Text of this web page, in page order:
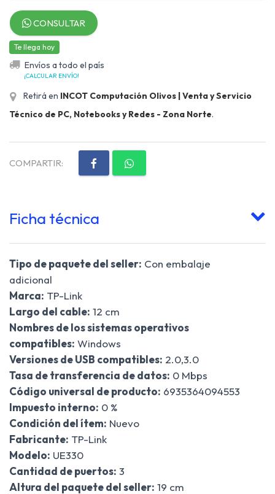
CONSULTAR
Te llega hoy
Envíos a todo el país
¡CALCULAR ENVÍO!
Retirá en INCOT Computación Olivos | Venta y Servicio
Técnico de PC, Notebooks y Redes - Zona Norte.
COMPARTIR:
Ficha técnica
Tipo de paquete del seller: Con embalaje
adicional
Marca: TP-Link
Largo del cable: 12 cm
Nombres de los sistemas operativos
compatibles: Windows
Versiones de USB compatibles: 2.0,3.0
Tasa de transferencia de datos: 0 Mbps
Código universal de producto: 6935364094553
Impuesto interno: 0 %
Condición del ítem: Nuevo
Fabricante: TP-Link
Modelo: UE330
Cantidad de puertos: 3
Altura del paquete del seller: 19 cm